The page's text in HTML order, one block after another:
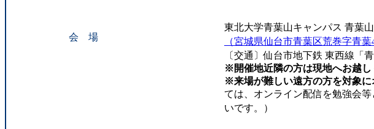
会 場
東北大学青葉山キャンパス 青葉
（宮城県仙台市青葉区荒巻字青葉
〔交通〕仙台市地下鉄 東西線「
※開催地近隣の方は現地へお越し
※来場が難しい遠方の方を対象に
ては、オンライン配信を勉強会
いです。）